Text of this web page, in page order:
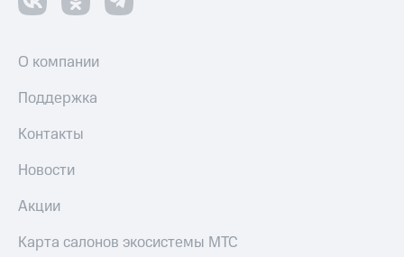
О компании
Поддержка
Контакты
Новости
Акции
Карта салонов экосистемы МТС